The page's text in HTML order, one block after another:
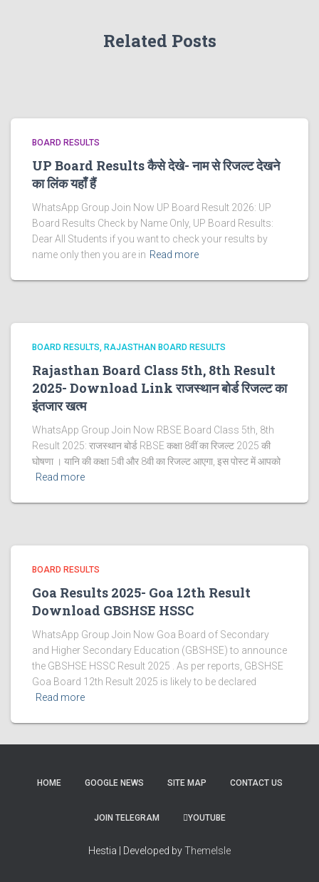
Related Posts
BOARD RESULTS
UP Board Results कैसे देखे- नाम से रिजल्ट देखने
का लिंक यहाँ हैं
WhatsApp Group Join Now UP Board Result 2026: UP
Board Results Check by Name Only, UP Board Results:
Dear All Students if you want to check your results by
name only then you are in Read more
BOARD RESULTS RAJASTHAN BOARD RESULTS
Rajasthan Board Class 5th, 8th Result
2025- Download Link राजस्थान बोर्ड रिजल्‍ट का
इंतजार खत्‍म
WhatsApp Group Join Now RBSE Board Class 5th, 8th
Result 2025: राजस्‍थान बोर्ड RBSE कक्षा 8वीं का रिजल्ट 2025 की
घोषणा । यानि की कक्षा 5वी और 8वी का रिजल्ट आएगा, इस पोस्ट में आपको
Read more
BOARD RESULTS
Goa Results 2025- Goa 12th Result
Download GBSHSE HSSC
WhatsApp Group Join Now Goa Board of Secondary
and Higher Secondary Education (GBSHSE) to announce
the GBSHSE HSSC Result 2025 . As per reports, GBSHSE
Goa Board 12th Result 2025 is likely to be declared
Read more
HOME GOOGLE NEWS SITE MAP CONTACT US
JOIN TELEGRAM YOUTUBE
Hestia | Developed byThemeIsle